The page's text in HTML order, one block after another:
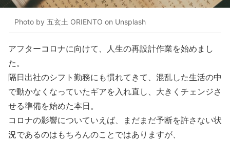
Photo by 五玄土 ORIENTO on Unsplash
アフターコロナに向けて、人生の再設計作業を始めまし
た。
隔日出社のシフト勤務にも慣れてきて、混乱した生活の中
で動かなくなっていたギアを入れ直し、大きくチェンジさ
せる準備を始めた本日。
コロナの影響についていえば、まだまだ予断を許さない状
況であるのはもちろんのことではありますが、